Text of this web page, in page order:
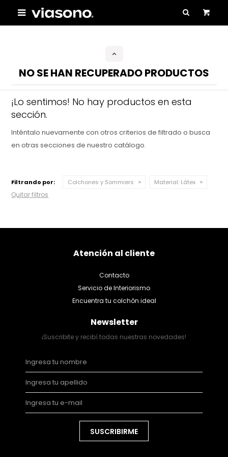

NO SE HAN RECUPERADO PRODUCTOS
¡Lo sentimos! No hay productos en esta
sección.
Inténtalo nuevamente con otros criterios de filtrado o busca
en otras secciones de nuestro catálogo.
Filtrando por: Colchones y Sommiers Material: Látex
Quitar filtros
Atención al cliente
Contacto
Servicio de Interiorismo
Encuentra tu colchón ideal
Newsletter
¡Suscribite y recibí todas nuestras novedades!
SUSCRIBIRME